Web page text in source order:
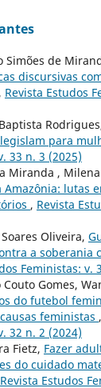
Simões de
discursivas
, Revista Estudos
para
33 n. 3 (2025)
Miranda ,
lutas
, Revista
Oliveira,
a soberania
Feministas: v.
Couto Gomes,
do futebol
feministas ,
32 n. 2 (2024)
Fietz, Fazer
do cuidado
Revista Estudos